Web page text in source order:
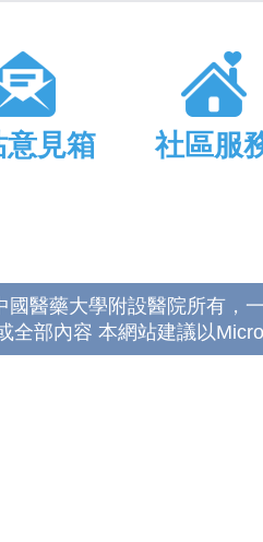
意見箱 社區服
醫藥大學附設醫院所有，
全部內容 本網站建議以